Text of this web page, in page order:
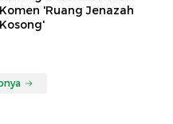
Komen 'Ruang Jenazah
Kosong'